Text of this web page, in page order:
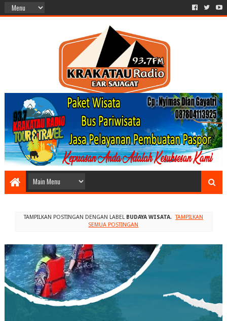
TAMPILKAN POSTINGAN DENGAN LABEL BUDAYA WISATA.
TAMPILKAN
SEMUA POSTINGAN